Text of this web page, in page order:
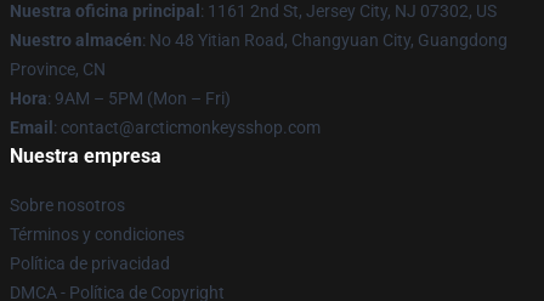
Nuestra oficina principal : 1161 2nd St, Jersey City, NJ 07302, US
Nuestro almacén: No 48 Yitian Road, Changyuan City, Guangdong
Province, CN
Hora: 9AM – 5PM (Mon – Fri)
Email : contact@arcticmonkeysshop.com
Nuestra empresa
Sobre nosotros
Términos y condiciones
Política de privacidad
DMCA - Política de Copyright